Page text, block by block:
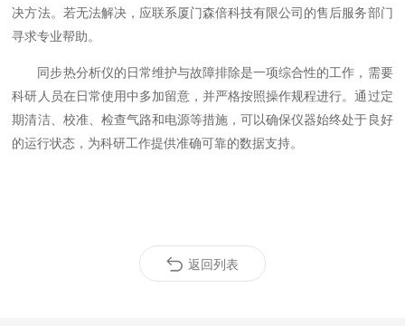
决方法。若无法解决，应联系厦门森倍科技有限公司的售后服务部门
寻求专业帮助。
同步热分析仪的日常维护与故障排除是一项综合性的工作，需要
科研人员在日常使用中多加留意，并严格按照操作规程进行。通过定
期清洁、校准、检查气路和电源等措施，可以确保仪器始终处于良好
的运行状态，为科研工作提供准确可靠的数据支持。
返回列表